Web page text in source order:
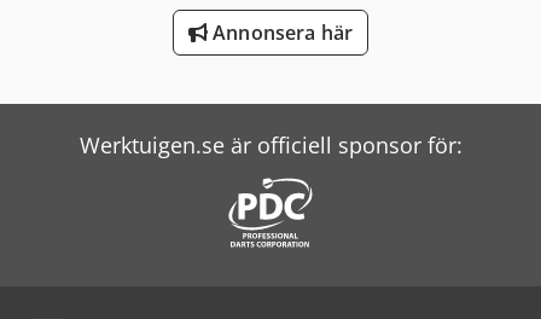
Annonsera här
Werktuigen.se är officiell sponsor för: